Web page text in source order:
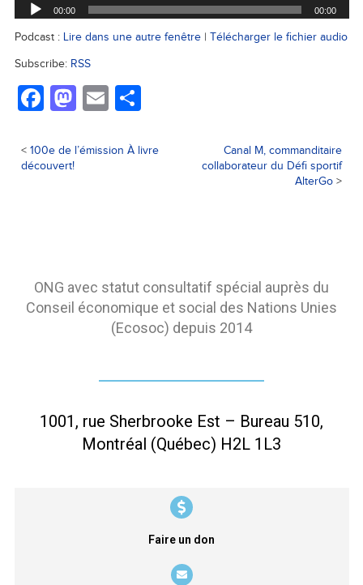
audio
00:00 00:00
Podcast : Lire dans une autre fenêtre| Télécharger le fichier audio
Subscribe: RSS
Facebook
Mastodon
EmailPartager
<100e de l’émission À livre
découvert!
Canal M, commanditaire
collaborateur du Défi sportif
AlterGo>
ONG avec statut consultatif spécial auprès du
Conseil économique et social des Nations Unies
(Ecosoc) depuis 2014
1001, rue Sherbrooke Est – Bureau 510,
Montréal (Québec) H2L 1L3
Faire un don